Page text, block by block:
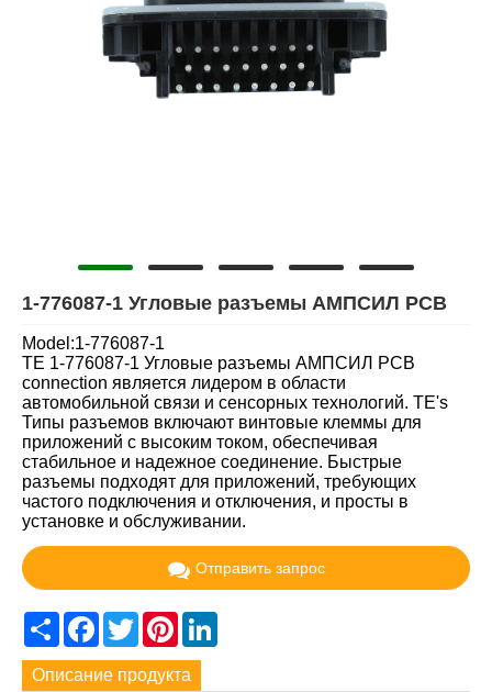
1-776087-1 Угловые разъемы АМПСИЛ PCB
Model:1-776087-1
TE 1-776087-1 Угловые разъемы АМПСИЛ PCB
connection является лидером в области
автомобильной связи и сенсорных технологий. TE's
Типы разъемов включают винтовые клеммы для
приложений с высоким током, обеспечивая
стабильное и надежное соединение. Быстрые
разъемы подходят для приложений, требующих
частого подключения и отключения, и просты в
установке и обслуживании.
Отправить запрос
ShareFacebook
TwitterPinterest
Описание продукта